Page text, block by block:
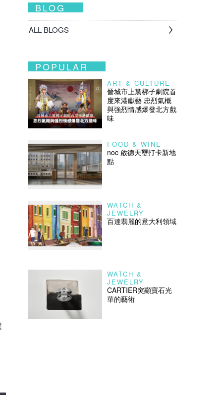
BLOG
ALL BLOGS
POPULAR
ART & CULTURE
晉城市上黨梆子劇院首
度來港獻藝 忠烈氣概
與強烈情感爆發北方戲
味
FOOD & WINE
noc 啟德天璽打卡新地
點
WATCH &
JEWELRY
百達翡麗的意大利領域
WATCH &
JEWELRY
CARTIER突顯寶石光
華的藝術